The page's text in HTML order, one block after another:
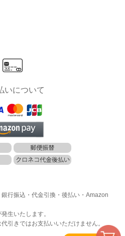
いについて
行振込・代金引換・後払い・Amazon
生いたします。
引きではお支払いいただけません。